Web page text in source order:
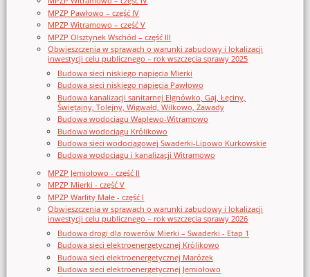
MPZP Pawłowo – część IV
MPZP Witramowo – część V
MPZP Olsztynek Wschód – część III
Obwieszczenia w sprawach o warunki zabudowy i lokalizacji
inwestycji celu publicznego – rok wszczęcia sprawy 2025
Budowa sieci niskiego napięcia Mierki
Budowa sieci niskiego napięcia Pawłowo
Budowa kanalizacji sanitarnej Elgnówko, Gaj, Łęciny,
Świętajny, Tolejny, Wigwałd, Wilkowo, Zawady
Budowa wodociągu Waplewo-Witramowo
Budowa wodociągu Królikowo
Budowa sieci wodociągowej Swaderki-Lipowo Kurkowskie
Budowa wodociągu i kanalizacji Witramowo
MPZP Jemiołowo - część II
MPZP Mierki - część V
MPZP Warlity Małe - część I
Obwieszczenia w sprawach o warunki zabudowy i lokalizacji
inwestycji celu publicznego – rok wszczęcia sprawy 2026
Budowa drogi dla rowerów Mierki – Swaderki - Etap 1
Budowa sieci elektroenergetycznej Królikowo
Budowa sieci elektroenergetycznej Marózek
Budowa sieci elektroenergetycznej Jemiołowo